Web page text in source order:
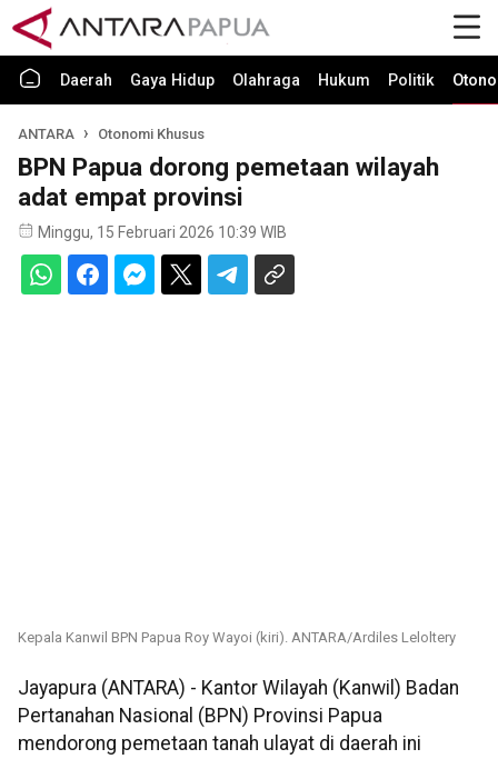
Daerah Gaya Hidup Olahraga Hukum Politik
ANTARA Otonomi Khusus
BPN Papua dorong pemetaan wilayah
adat empat provinsi
Minggu, 15 Februari 2026 10:39 WIB
Kepala Kanwil BPN Papua Roy Wayoi (kiri). ANTARA/Ardiles Leloltery
Jayapura (ANTARA) - Kantor Wilayah (Kanwil) Badan
Pertanahan Nasional (BPN) Provinsi Papua
mendorong pemetaan tanah ulayat di daerah ini